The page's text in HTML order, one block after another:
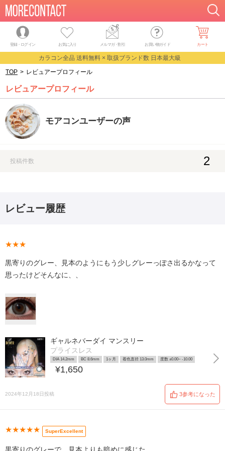
登録・ログイン お気に入り メルマガ・割引 お買い物ガイド カート
カラコン全品 送料無料 × 取扱ブランド数 日本最大級
TOP > レビュアープロフィール
レビュアープロフィール
モアコンユーザーの声
投稿件数 2
レビュー履歴
★★★
黒寄りのグレー、見本のようにもう少しグレーっぽさ出るかなって
思ったけどそんなに、、
ギャルネバーダイ マンスリー
プライスレス
DIA 14.2mm BC 8.6mm 1ヶ月 着色直径 13.0mm 度数 ±0.00~ -10.00
¥1,650
2024年12月18日投稿 3参考になった
★★★★★ SuperExcellent